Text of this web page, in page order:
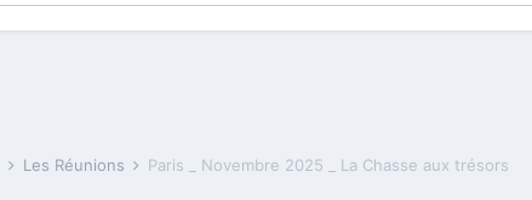
Les Réunions Paris _ Novembre 2025 _ La Chasse aux trésors